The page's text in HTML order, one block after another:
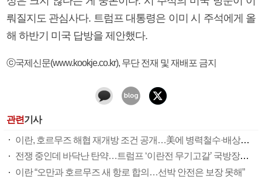
뤄질지도 관심사다. 트럼프 대통령은 이미 시 주석에게 올
해 하반기 미국 답방을 제안했다.
ⓒ국제신문(www.kookje.co.kr), 무단 전재 및 재배포 금지
관련기사
이란, 호르무즈 해협 재개방 조건 공개…美에 병력철수·배상금 요구
전쟁 중인데 바닥난 탄약…트럼프 ‘이란전 무기고갈’ 국방장관 질책
이란 “오만과 호르무즈 새 항로 합의…선박 안전은 보장 못해”